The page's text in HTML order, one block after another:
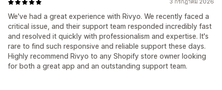
3 กรกฎาคม 2026
We've had a great experience with Rivyo. We recently faced a
critical issue, and their support team responded incredibly fast
and resolved it quickly with professionalism and expertise. It's
rare to find such responsive and reliable support these days.
Highly recommend Rivyo to any Shopify store owner looking
for both a great app and an outstanding support team.